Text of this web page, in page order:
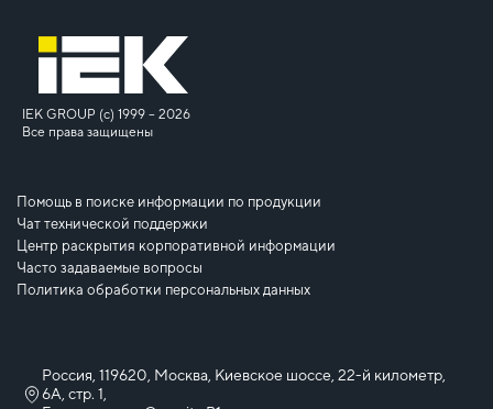
IEK GROUP (c) 1999 – 2026
Все права защищены
Помощь в поиске информации по продукции
Чат технической поддержки
Центр раскрытия корпоративной информации
Часто задаваемые вопросы
Политика обработки персональных данных
Россия, 119620, Москва, Киевское шоссе, 22-й километр,
6А, стр. 1,